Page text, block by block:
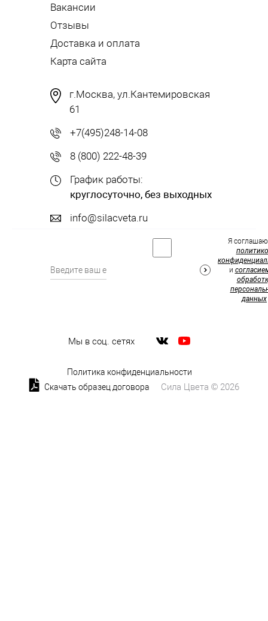
Вакансии
Отзывы
Доставка и оплата
Карта сайта
г.Москва, ул.Кантемировская
61
+7(495)248-14-08
8 (800) 222-48-39
График работы:
круглосуточно, без выходных
info@silacveta.ru
Мы в соц. сетях
Я
и
данных
Политика конфиденциальности
Скачать образец договора
Сила Цвета © 2026